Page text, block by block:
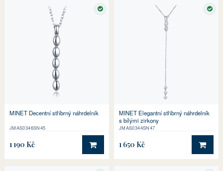
SKLADEM
MINET Decentní stříbrný náhrdelník
JMAS0346SN45
1 190 Kč DO KOŠÍKU
MINET Elegantní stříbrný náhrdelník
s bílými zirkony
JMAS0344SN47
1 650 Kč DO